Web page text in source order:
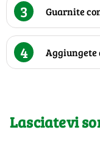
3 Guarnite
4 Aggiungete
Lasciatevi